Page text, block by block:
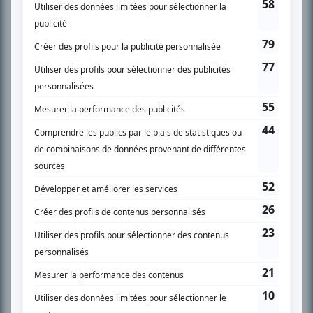
l’actualité télévisuelle au 98,5.
En savoir plus »
PLAN DU SITE
Accueil
Liste des oeuvres
Recherche avancée
À propos